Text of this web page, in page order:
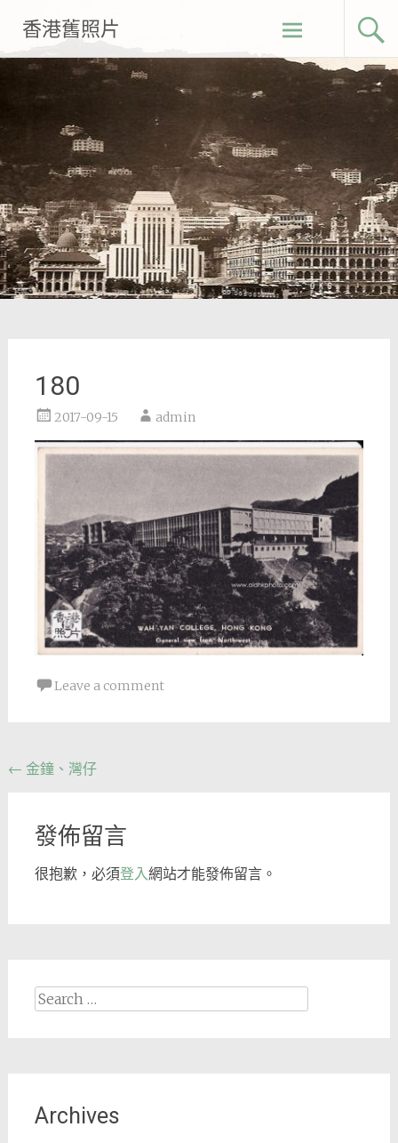
content
香港舊照片
180
2017-09-15 admin
Leave a comment
Post
← 金鐘、灣仔
發佈留言
很抱歉，必須登入網站才能發佈留言。
Search
for:
Archives